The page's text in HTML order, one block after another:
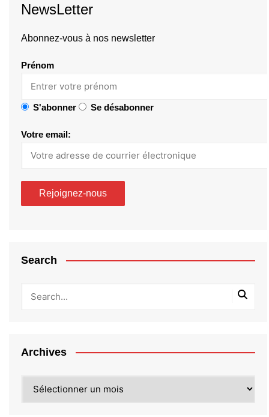
NewsLetter
Abonnez-vous à nos newsletter
Prénom
S'abonner Se désabonner
Votre email:
Search
Archives